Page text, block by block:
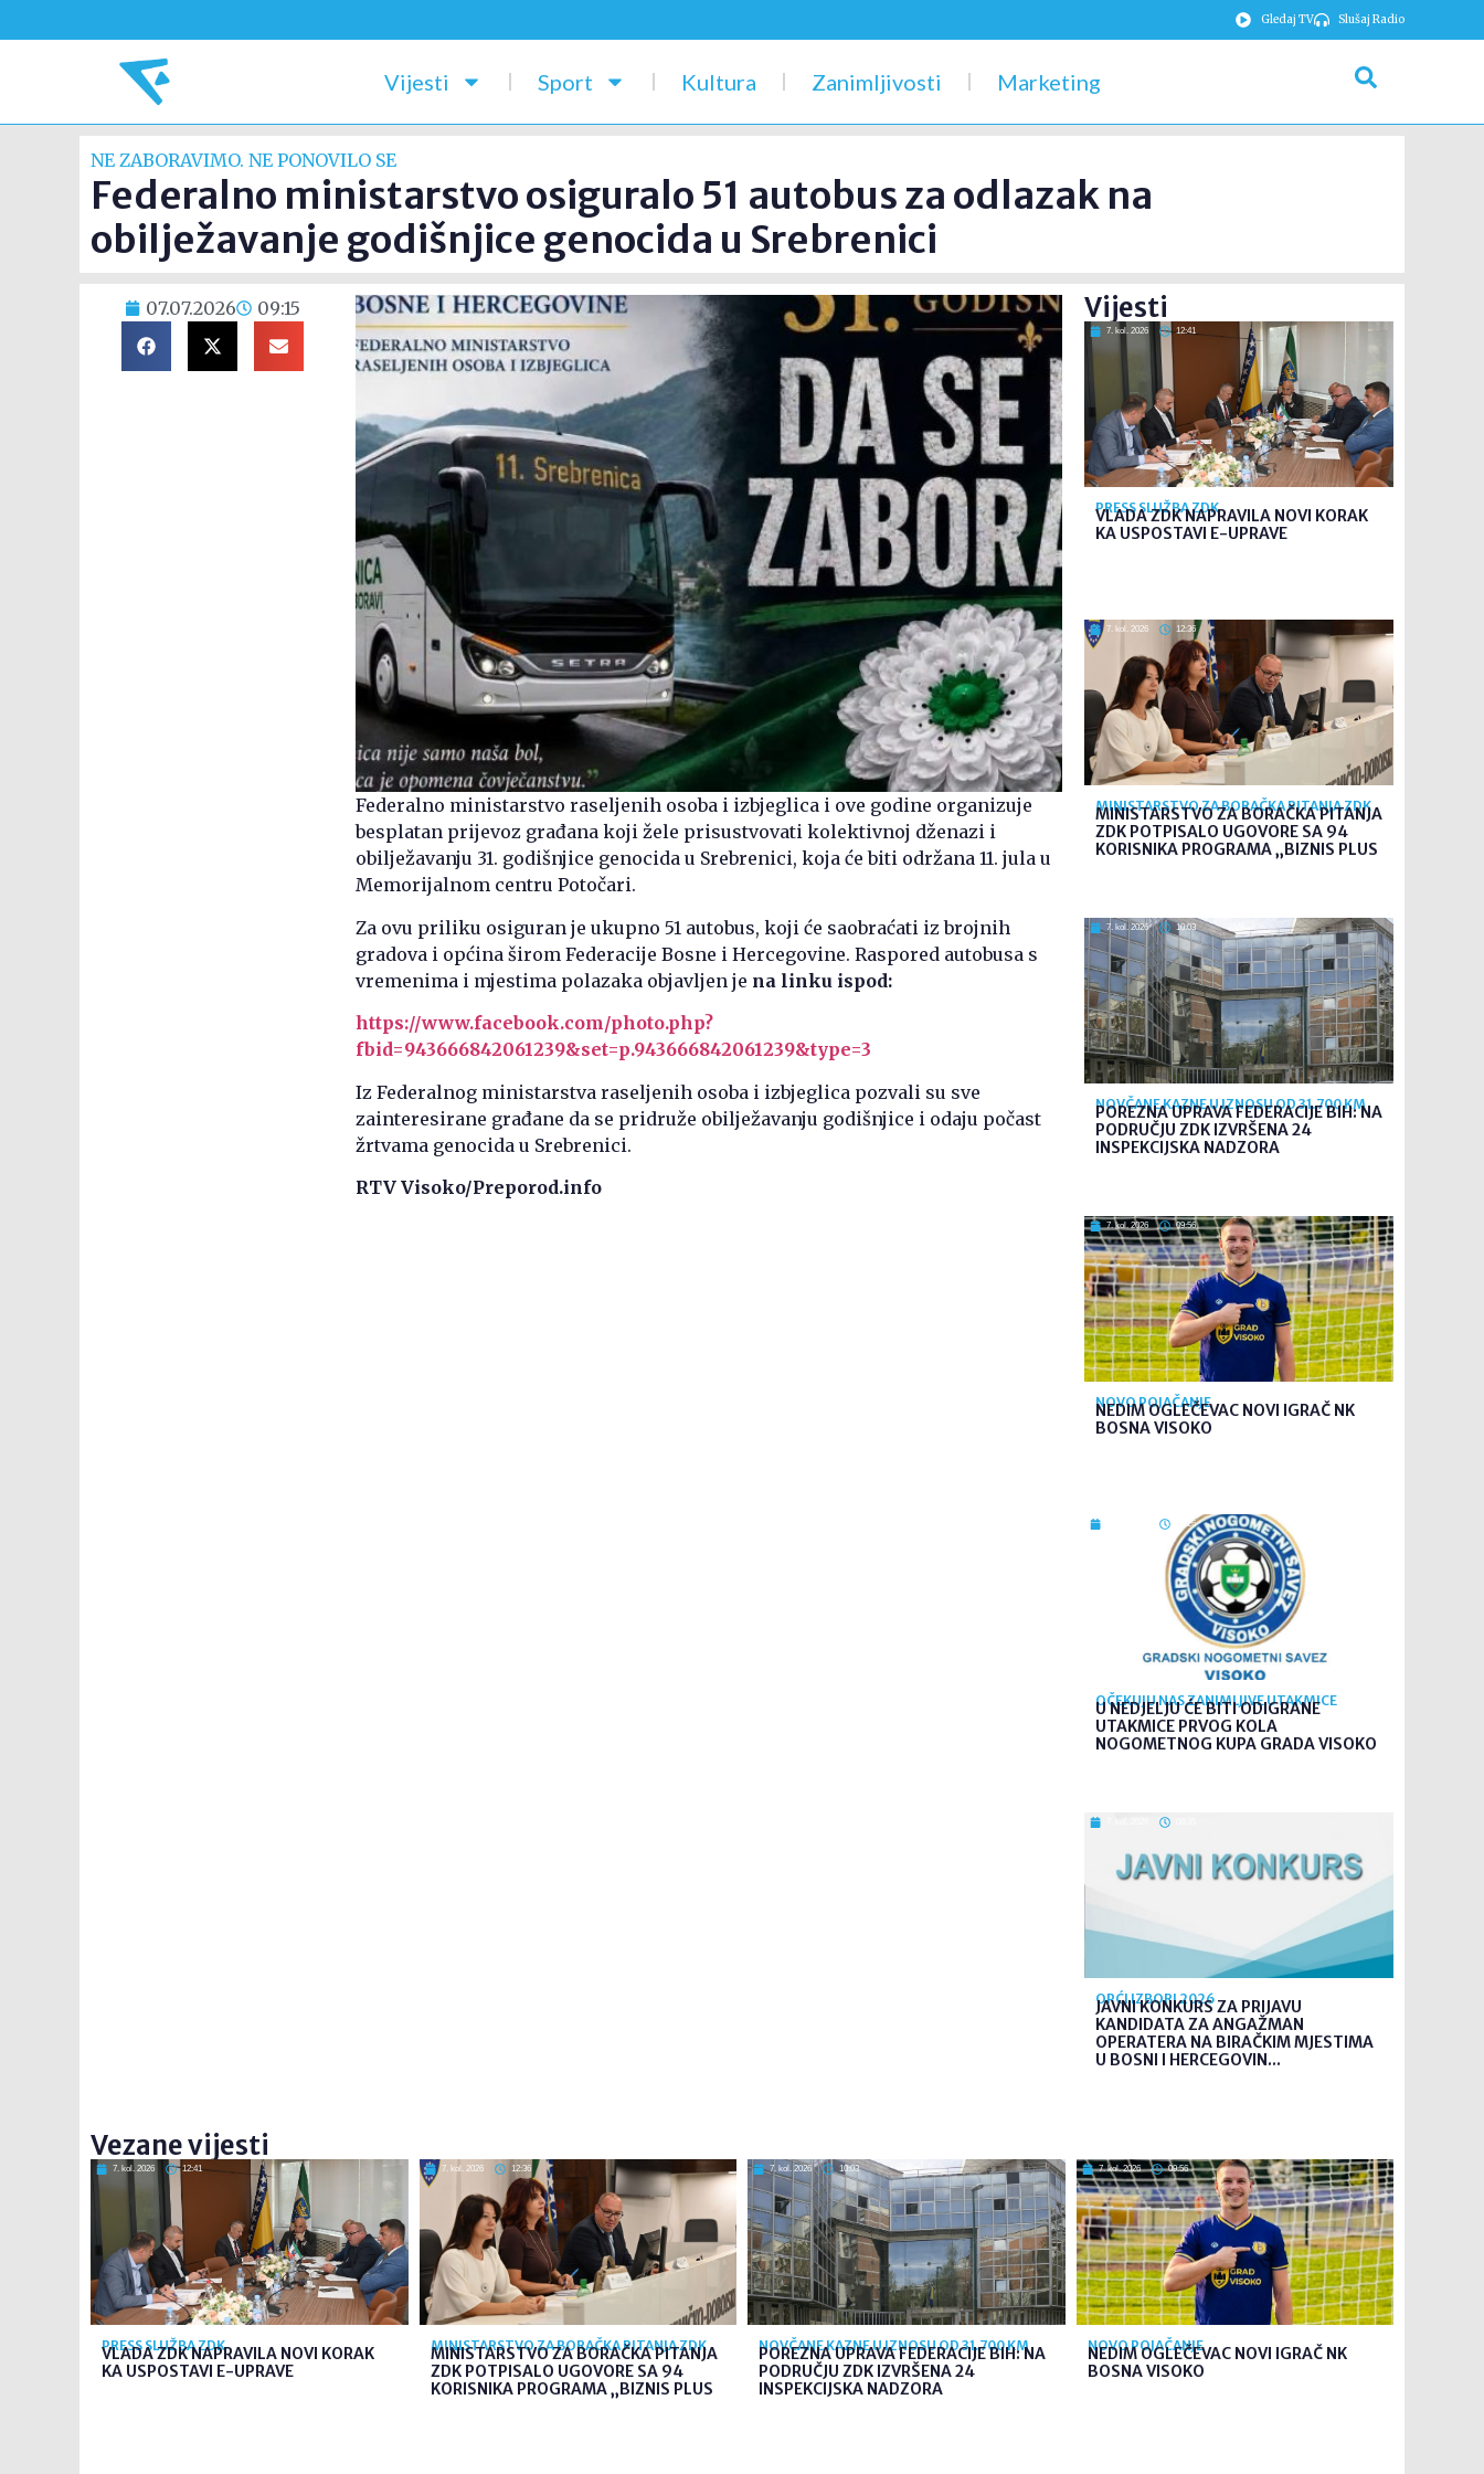
Gledaj TV Slušaj Radio
Vijesti Sport Kultura Zanimljivosti Marketing
NE ZABORAVIMO. NE PONOVILO SE
Federalno ministarstvo osiguralo 51 autobus za odlazak na
obilježavanje godišnjice genocida u Srebrenici
07.07.2026 09:15
Federalno ministarstvo raseljenih osoba i izbjeglica i ove godine organizuje
besplatan prijevoz građana koji žele prisustvovati kolektivnoj dženazi i
obilježavanju 31. godišnjice genocida u Srebrenici, koja će biti održana 11. jula u
Memorijalnom centru Potočari.
Za ovu priliku osiguran je ukupno 51 autobus, koji će saobraćati iz brojnih
gradova i općina širom Federacije Bosne i Hercegovine. Raspored autobusa s
vremenima i mjestima polazaka objavljen je na linku ispod:
https://www.facebook.com/photo.php?
fbid=943666842061239&set=p.943666842061239&type=3
Iz Federalnog ministarstva raseljenih osoba i izbjeglica pozvali su sve
zainteresirane građane da se pridruže obilježavanju godišnjice i odaju počast
žrtvama genocida u Srebrenici.
RTV Visoko/Preporod.info
Vijesti
7. kol. 2026 12:41
PRESS SLUŽBA ZDK
VLADA ZDK NAPRAVILA NOVI KORAK
KA USPOSTAVI E-UPRAVE
7. kol. 2026 12:36
MINISTARSTVO ZA BORAČKA PITANJA ZDK
MINISTARSTVO ZA BORAČKA PITANJA
ZDK POTPISALO UGOVORE SA 94
KORISNIKA PROGRAMA „BIZNIS PLUS
7. kol. 2026 10:03
NOVČANE KAZNE U IZNOSU OD 31.700 KM
POREZNA UPRAVA FEDERACIJE BIH: NA
PODRUČJU ZDK IZVRŠENA 24
INSPEKCIJSKA NADZORA
7. kol. 2026 09:56
NOVO POJAČANJE
NEDIM OGLEČEVAC NOVI IGRAČ NK
BOSNA VISOKO
09:26
OČEKUJU NAS ZANIMLJIVE UTAKMICE
U NEDJELJU ĆE BITI ODIGRANE
UTAKMICE PRVOG KOLA
NOGOMETNOG KUPA GRADA VISOKO
OPĆI IZBORI 2026
JAVNI KONKURS ZA PRIJAVU
KANDIDATA ZA ANGAŽMAN
OPERATERA NA BIRAČKIM MJESTIMA
U BOSNI I HERCEGOVIN...
Vezane vijesti
7. kol. 2026 12:41
PRESS SLUŽBA ZDK
VLADA ZDK NAPRAVILA NOVI KORAK
KA USPOSTAVI E-UPRAVE
7. kol. 2026 12:36
MINISTARSTVO ZA BORAČKA PITANJA ZDK
MINISTARSTVO ZA BORAČKA PITANJA
ZDK POTPISALO UGOVORE SA 94
KORISNIKA PROGRAMA „BIZNIS PLUS
7. kol. 2026 10:03
NOVČANE KAZNE U IZNOSU OD 31.700 KM
POREZNA UPRAVA FEDERACIJE BIH: NA
PODRUČJU ZDK IZVRŠENA 24
INSPEKCIJSKA NADZORA
7. kol. 2026 09:56
NOVO POJAČANJE
NEDIM OGLEČEVAC NOVI IGRAČ NK
BOSNA VISOKO